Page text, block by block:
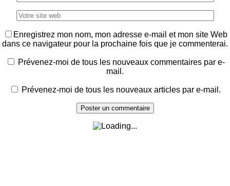
Enregistrez mon nom, mon adresse e-mail et mon site Web
dans ce navigateur pour la prochaine fois que je commenterai.
Prévenez-moi de tous les nouveaux commentaires par e-
mail.
Prévenez-moi de tous les nouveaux articles par e-mail.